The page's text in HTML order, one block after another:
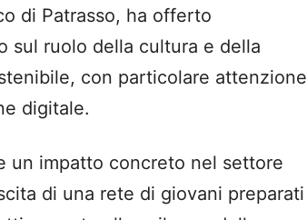
di Patrasso, ha offerto
sul ruolo della cultura e della
con particolare attenzione
digitale.
un impatto concreto nel settore
di una rete di giovani preparati